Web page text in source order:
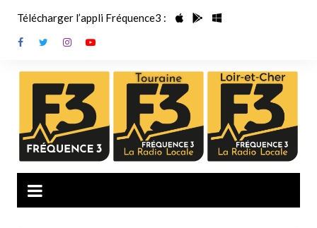
contenu
Télécharger l’appli Fréquence3 :